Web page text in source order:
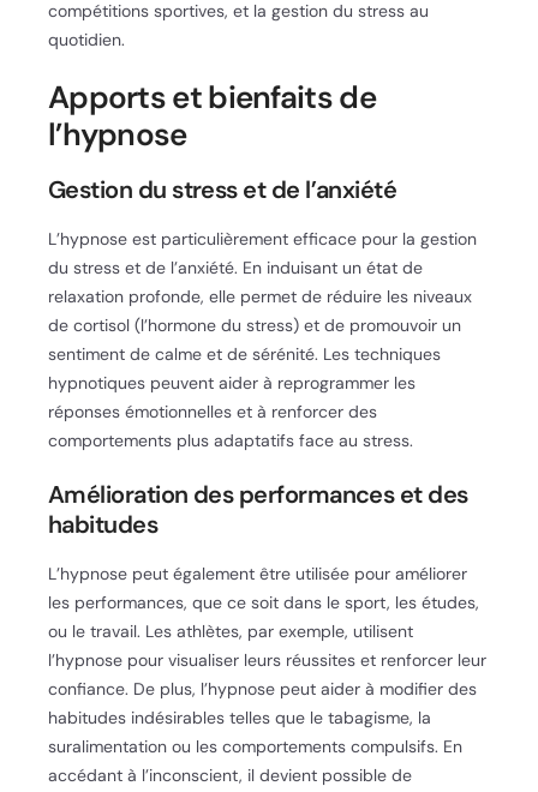
compétitions sportives, et la gestion du stress au
quotidien.
Apports et bienfaits de
l’hypnose
Gestion du stress et de l’anxiété
L’hypnose est particulièrement efficace pour la gestion
du stress et de l’anxiété. En induisant un état de
relaxation profonde, elle permet de réduire les niveaux
de cortisol (l’hormone du stress) et de promouvoir un
sentiment de calme et de sérénité. Les techniques
hypnotiques peuvent aider à reprogrammer les
réponses émotionnelles et à renforcer des
comportements plus adaptatifs face au stress.
Amélioration des performances et des
habitudes
L’hypnose peut également être utilisée pour améliorer
les performances, que ce soit dans le sport, les études,
ou le travail. Les athlètes, par exemple, utilisent
l’hypnose pour visualiser leurs réussites et renforcer leur
confiance. De plus, l’hypnose peut aider à modifier des
habitudes indésirables telles que le tabagisme, la
suralimentation ou les comportements compulsifs. En
accédant à l’inconscient, il devient possible de